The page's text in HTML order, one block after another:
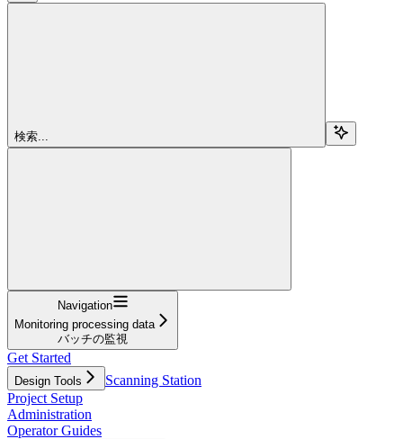
検索...
Navigation
Monitoring processing data
バッチの監視
Get Started
Design Tools
Scanning Station
Project Setup
Administration
Operator Guides